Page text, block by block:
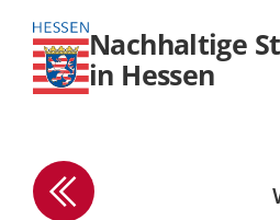
Nachhaltige
in Hessen